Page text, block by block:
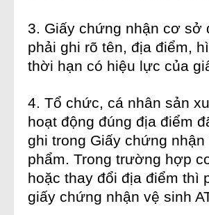
3. Giấy chứng nhận cơ sở
phải ghi rõ tên, địa điểm,
thời hạn có hiệu lực của
4. Tổ chức, cá nhân sản
hoạt động đúng địa điểm
ghi trong Giấy chứng
phẩm. Trong trường hợp
hoặc thay đổi địa điểm thì
giấy chứng nhận vệ sinh